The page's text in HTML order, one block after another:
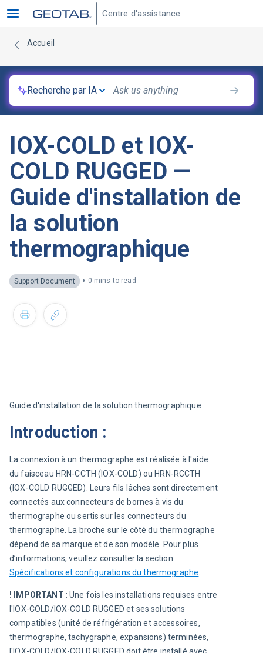
Centre d'assistance
Accueil
Recherche par IA
IOX-COLD et IOX-
COLD RUGGED —
Guide d'installation de
la solution
thermographique
Support Document • 0 mins to read
Guide d'installation de la solution thermographique
Introduction :
La connexion à un thermographe est réalisée à l'aide
du faisceau HRN-CCTH (IOX-COLD) ou HRN-RCCTH
(IOX-COLD RUGGED). Leurs fils lâches sont directement
connectés aux connecteurs de bornes à vis du
thermographe ou sertis sur les connecteurs du
thermographe. La broche sur le côté du thermographe
dépend de sa marque et de son modèle. Pour plus
d’informations, veuillez consulter la section
Spécifications et configurations du thermographe
! IMPORTANT : Une fois les installations requises entre
l'IOX-COLD/IOX-COLD RUGGED et ses solutions
compatibles (unité de réfrigération et accessoires,
thermographe, tachygraphe, expansions) terminées,